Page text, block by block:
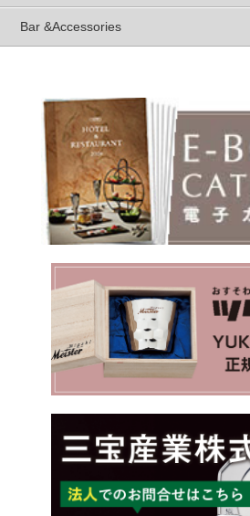
Bar &Accessories